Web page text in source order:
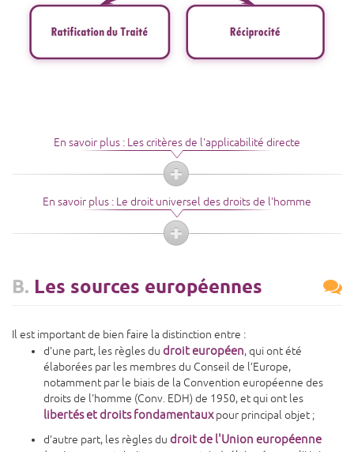
En savoir plus : Les critères de l'applicabilité directe
En savoir plus : Le droit universel des droits de l'homme
B. Les sources européennes
Il est important de bien faire la distinction entre :
d’une part, les règles du droit européen, qui ont été
élaborées par les membres du Conseil de l’Europe,
notamment par le biais de la Convention européenne des
droits de l'homme (Conv. EDH) de 1950, et qui ont les
libertés et droits fondamentauxpour principal objet ;
d’autre part, les règles du droit de l'Union européenne